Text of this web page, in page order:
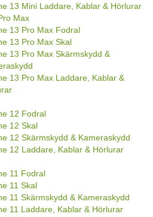
13 Mini Laddare, Kablar & Hörlurar
Max
13 Pro Max Fodral
13 Pro Max Skal
13 Pro Max Skärmskydd &
13 Pro Max Laddare, Kablar &
12 Fodral
12 Skal
12 Skärmskydd & Kameraskydd
12 Laddare, Kablar & Hörlurar
11 Fodral
11 Skal
11 Skärmskydd & Kameraskydd
11 Laddare, Kablar & Hörlurar